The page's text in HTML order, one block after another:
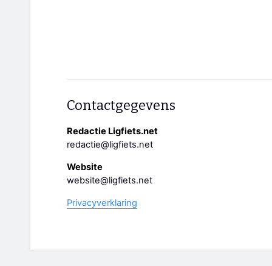
Contactgegevens
Redactie Ligfiets.net
redactie@ligfiets.net
Website
website@ligfiets.net
Privacyverklaring